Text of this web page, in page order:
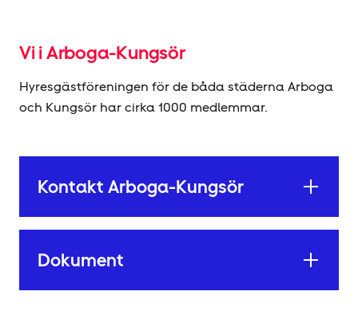
Vi i Arboga-Kungsör
Hyresgäst­föreningen för de båda städerna Arboga
och Kungsör har cirka 1000 medlemmar.
Kontakt Arboga-Kungsör
Dokument